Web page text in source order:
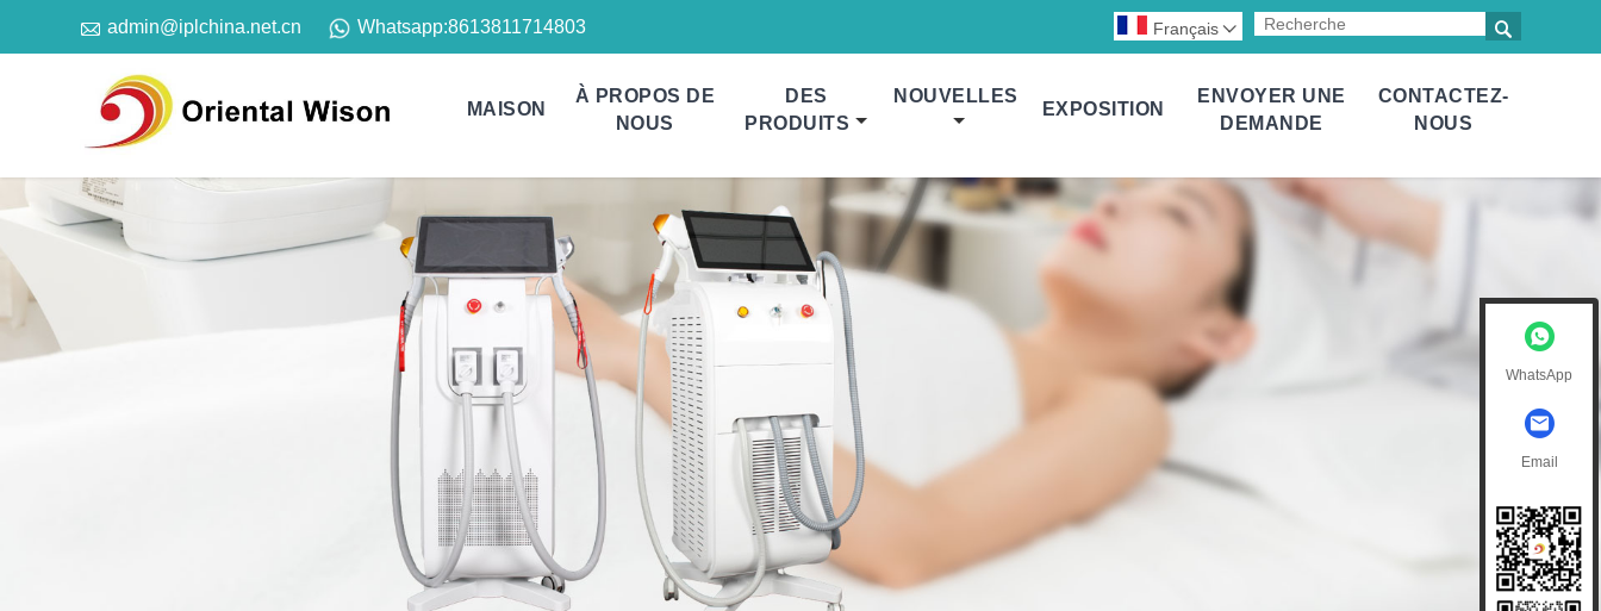
 admin@iplchina.net.cn Whatsapp:8613811714803 
Français 
MAISON
À PROPOS DE
NOUS
DES
PRODUITS
NOUVELLES
EXPOSITION
ENVOYER UNE
DEMANDE
CONTACTEZ-
NOUS
WhatsApp
Email